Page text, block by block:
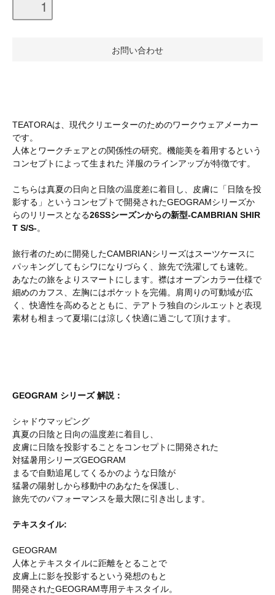
TEATORAは、現代クリエーターのためのワークウェアメーカー
です。
人体とワークチェアとの関係性の研究。機能美を着用するという
コンセプトによって生まれた 洋服のラインアップが特徴です。
こちらは真夏の日向と日陰の温度差に着目し、皮膚に「日陰を投
影する」というコンセプトで開発されたGEOGRAMシリーズか
らのリリースとなる26SSシーズンからの新型-CAMBRIAN SHIR
T S/S-。
旅行者のために開発したCAMBRIANシリーズはスーツケースに
パッキングしてもシワになりづらく、旅先で洗濯しても速乾。
あなたの旅をよりスマートにします。襟はオープンカラー仕様で
細めのカフス、左胸にはポケットを完備。肩周りの可動域が広
く、快適性を高めるとともに、テアトラ独自のシルエットと表現
素材も相まって夏場には涼しく快適に過ごして頂けます。
GEOGRAM シリーズ 解説：
シャドウマッピング
真夏の日陰と日向の温度差に着目し、
皮膚に日陰を投影することをコンセプトに開発された
対猛暑用シリーズGEOGRAM
まるで自動追尾してくるかのような日陰が
猛暑の陽射しから移動中のあなたを保護し、
旅先でのパフォーマンスを最大限に引き出します。
テキスタイル:
GEOGRAM
人体とテキスタイルに距離をとることで
皮膚上に影を投影するという発想のもと
開発されたGEOGRAM専用テキスタイル。